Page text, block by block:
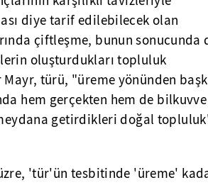
diye tarif edilebilecek olan
çiftleşme, bunun sonucunda
oluşturdukları topluluk
Mayr, türü, "üreme yönünden
hem gerçekten hem de bilkuvve
getirdikleri doğal
'tür'ün tesbitinde 'üreme'